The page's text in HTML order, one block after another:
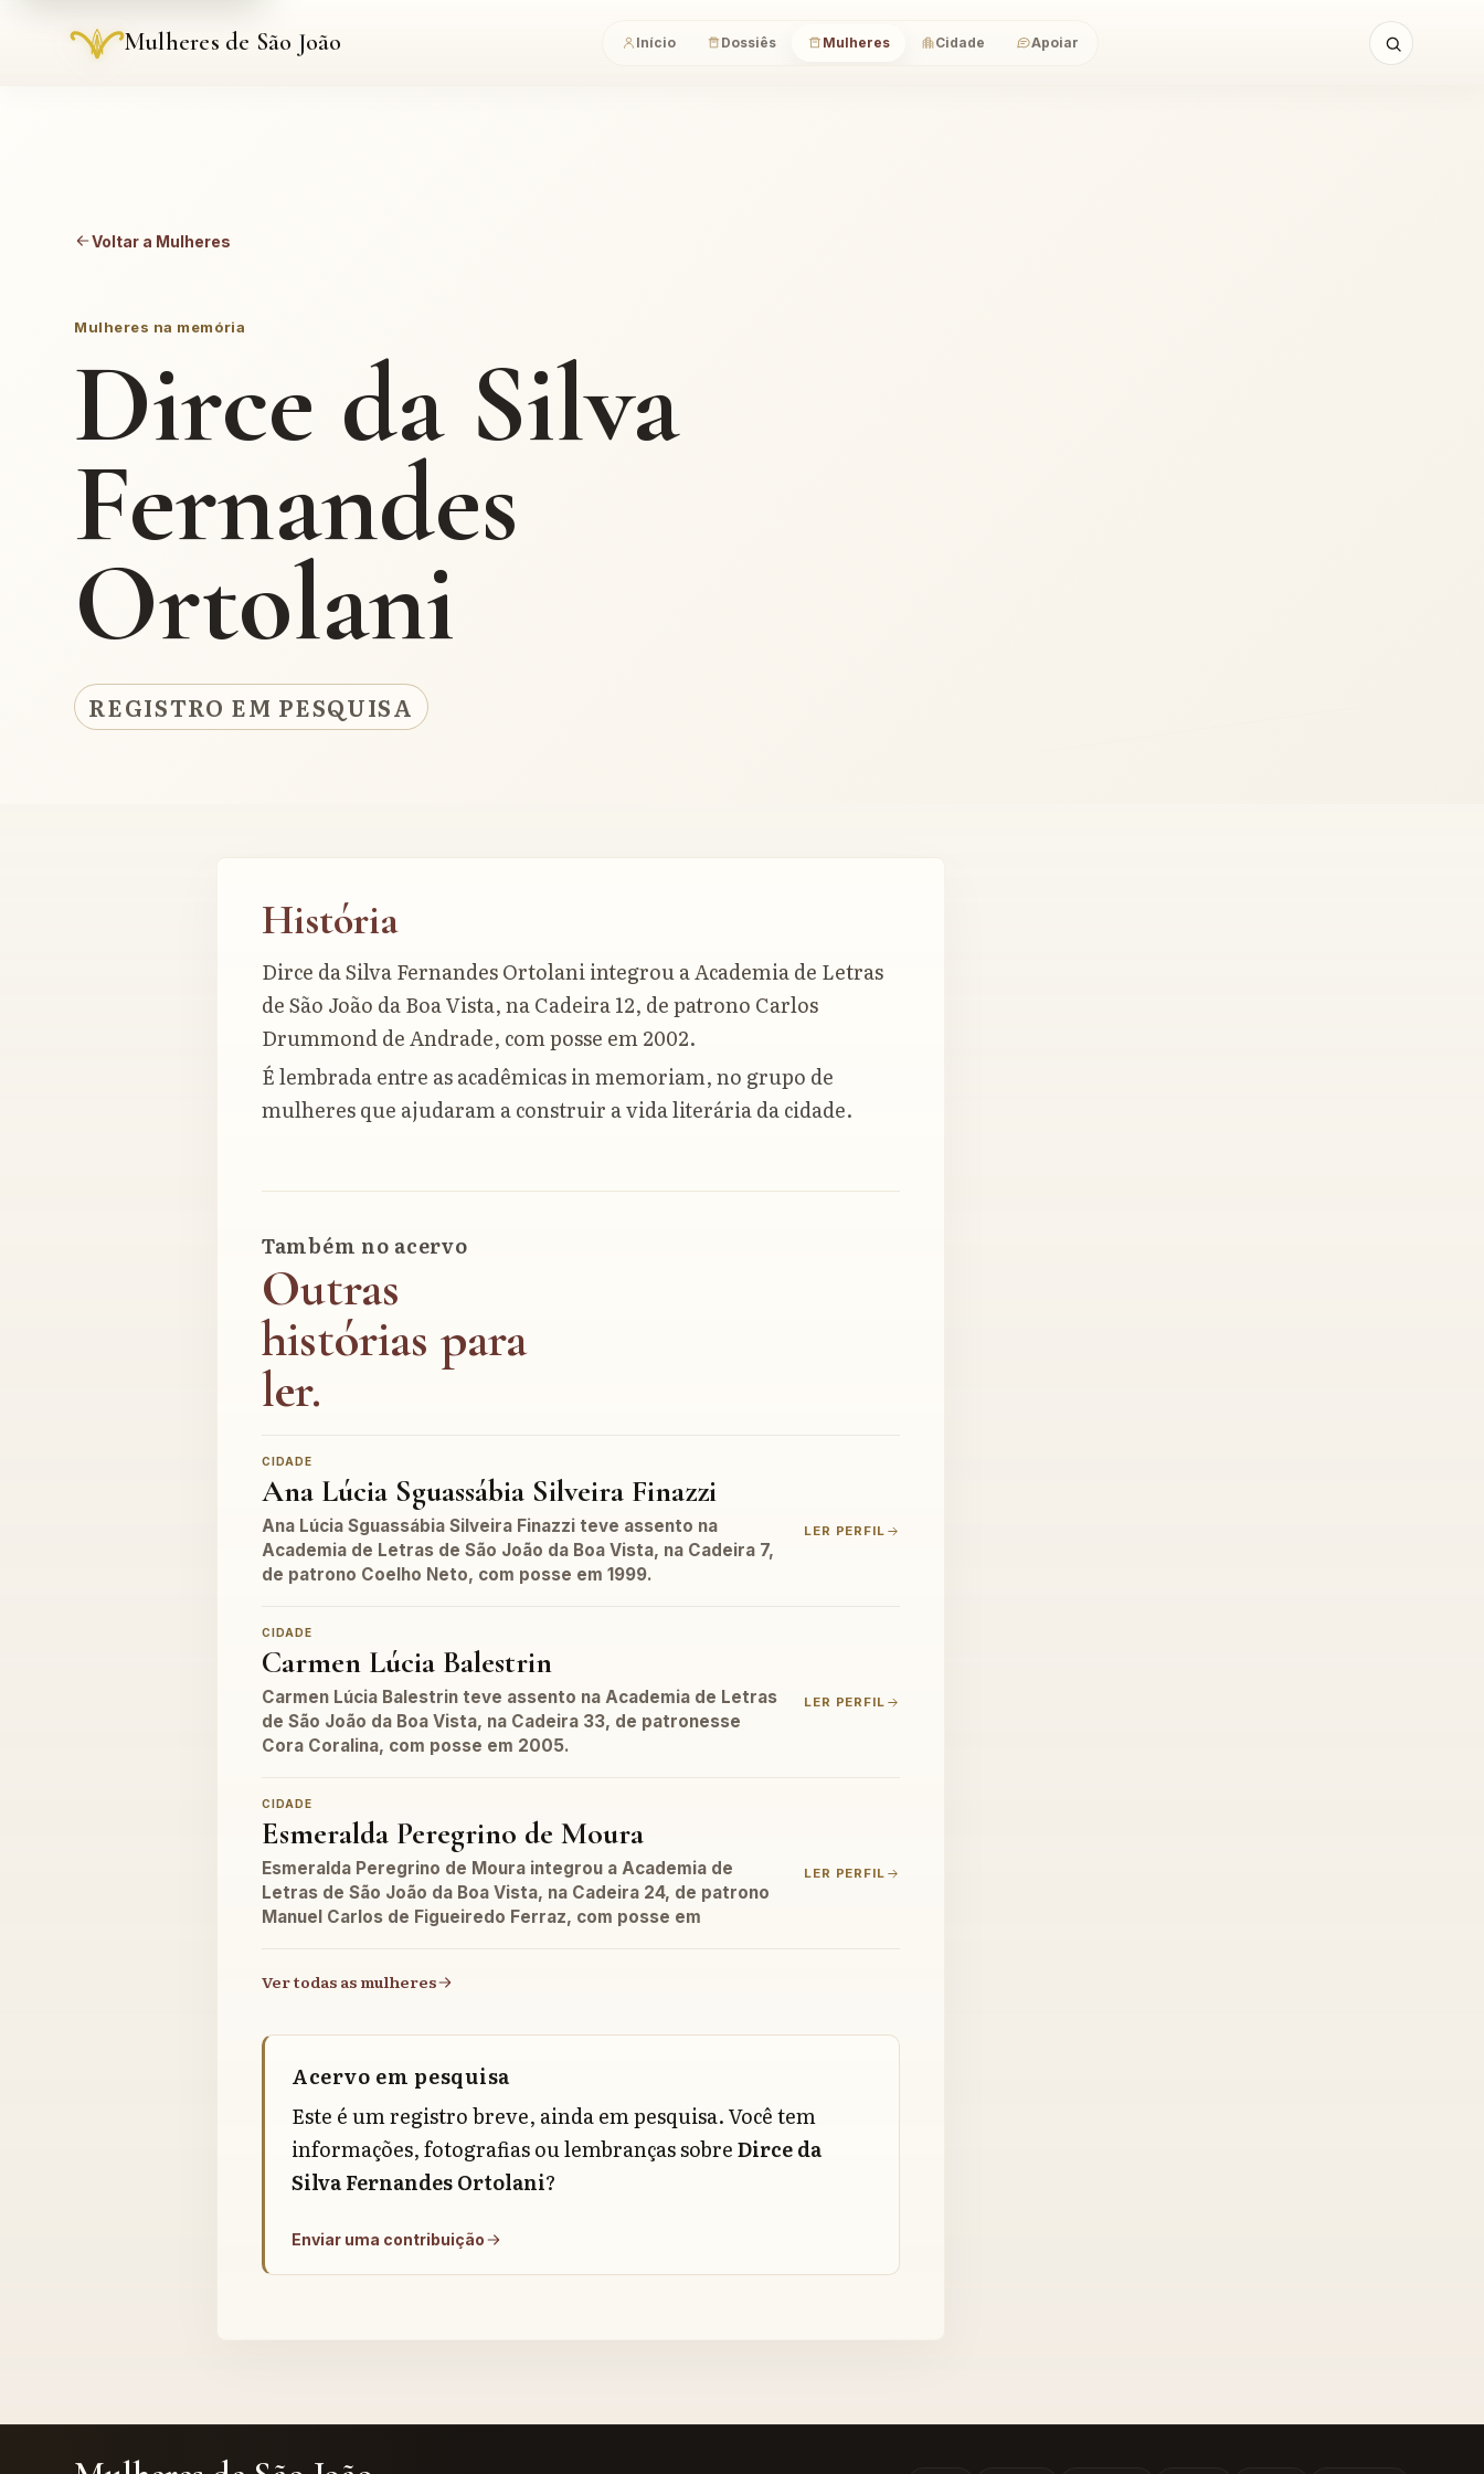
Mulheres de São João Início Dossiês Mulheres Cidade Apoiar
Voltar a Mulheres
Mulheres na memória
Dirce da Silva
Fernandes
Ortolani
REGISTRO EM PESQUISA
História
Dirce da Silva Fernandes Ortolani integrou a Academia de Letras
de São João da Boa Vista, na Cadeira 12, de patrono Carlos
Drummond de Andrade, com posse em 2002.
É lembrada entre as acadêmicas in memoriam, no grupo de
mulheres que ajudaram a construir a vida literária da cidade.
Também no acervo
Outras
histórias para
ler.
CIDADE
Ana Lúcia Sguassábia Silveira Finazzi
Ana Lúcia Sguassábia Silveira Finazzi teve assento na
Academia de Letras de São João da Boa Vista, na Cadeira 7,
de patrono Coelho Neto, com posse em 1999.
LER PERFIL
CIDADE
Carmen Lúcia Balestrin
Carmen Lúcia Balestrin teve assento na Academia de Letras
de São João da Boa Vista, na Cadeira 33, de patronesse
Cora Coralina, com posse em 2005.
LER PERFIL
CIDADE
Esmeralda Peregrino de Moura
Esmeralda Peregrino de Moura integrou a Academia de
Letras de São João da Boa Vista, na Cadeira 24, de patrono
Manuel Carlos de Figueiredo Ferraz, com posse em
LER PERFIL
Ver todas as mulheres
Acervo em pesquisa
Este é um registro breve, ainda em pesquisa. Você tem
informações, fotografias ou lembranças sobreDirce da
Silva Fernandes Ortolani?
Enviar uma contribuição